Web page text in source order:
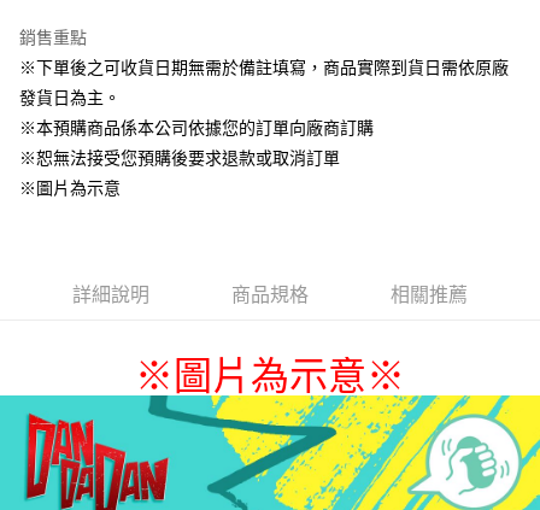
運送方式
全家取貨付款
每筆NT$65，滿NT$1,300(含以上)免運費
付款後全家取貨
每筆NT$65，滿NT$1,300(含以上)免運費
7-11取貨付款
每筆NT$65，滿NT$1,300(含以上)免運費
宅配-木棉花樂園專用
每筆NT$100，滿NT$1,300(含以上)免運費
銷售重點
※下單後之可收貨日期無需於備註填寫，商品實際到貨日需依原廠
發貨日為主。
※本預購商品係本公司依據您的訂單向廠商訂購
※恕無法接受您預購後要求退款或取消訂單
※圖片為示意
詳細說明 商品規格 相關推薦
※圖片為示意※